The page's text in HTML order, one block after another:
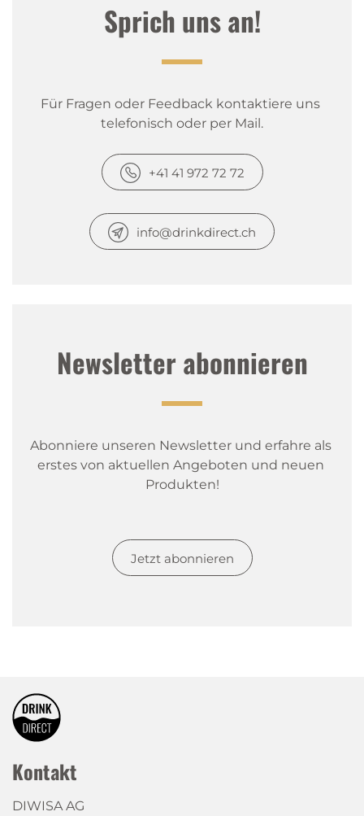
Sprich uns an!
Für Fragen oder Feedback kontaktiere uns
telefonisch oder per Mail.
+41 41 972 72 72
info@drinkdirect.ch
Newsletter abonnieren
Abonniere unseren Newsletter und erfahre als
erstes von aktuellen Angeboten und neuen
Produkten!
Jetzt abonnieren
Kontakt
DIWISA AG